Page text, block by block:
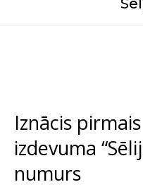
Iznācis
izdevuma
numurs